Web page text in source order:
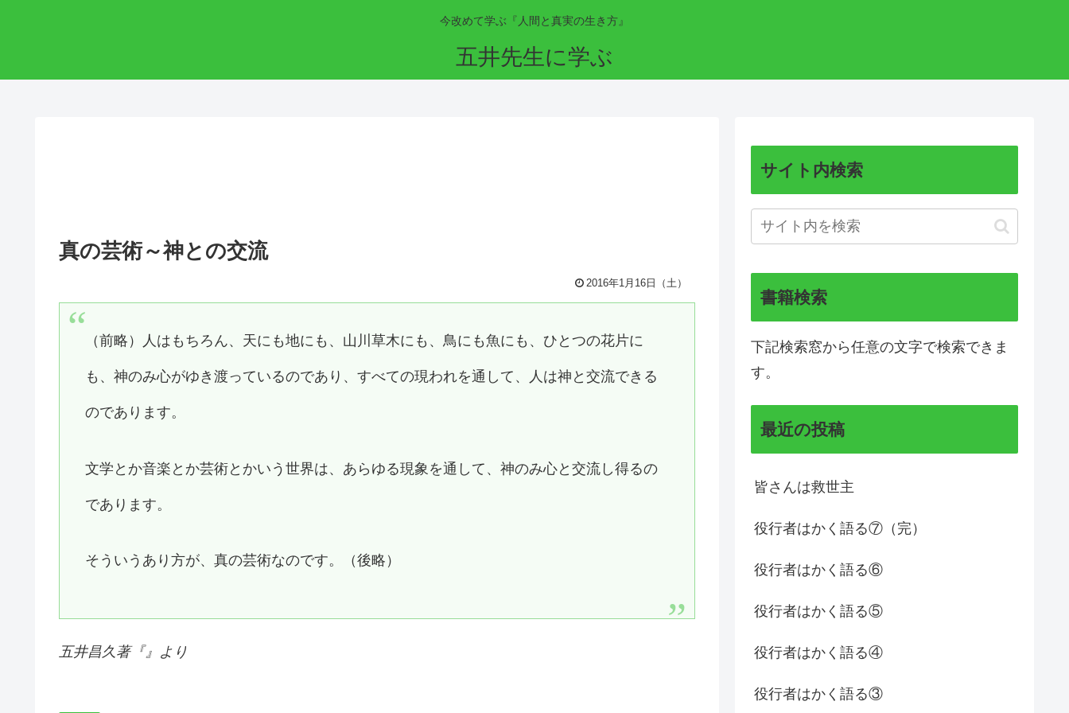
今改めて学ぶ『人間と真実の生き方』
五井先生に学ぶ
真の芸術～神との交流
2016年1月16日（土）
（前略）人はもちろん、天にも地にも、山川草木にも、鳥にも魚にも、ひとつの花片に
も、神のみ心がゆき渡っているのであり、すべての現われを通して、人は神と交流できる
のであります。
文学とか音楽とか芸術とかいう世界は、あらゆる現象を通して、神のみ心と交流し得るの
であります。
そういうあり方が、真の芸術なのです。（後略）
五井昌久著『』より
サイト内検索
書籍検索
下記検索窓から任意の文字で検索できま
す。
最近の投稿
皆さんは救世主
役行者はかく語る⑦（完）
役行者はかく語る⑥
役行者はかく語る⑤
役行者はかく語る④
役行者はかく語る③